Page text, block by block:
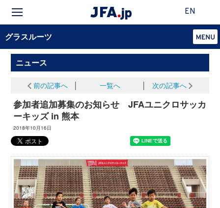
EN
グラスルーツ
ニュース
前の記事へ 一覧へ 次の記事へ
参加者追加募集のお知らせ JFAユニクロサッカ
ーキッズ in 熊本
2018年10月16日